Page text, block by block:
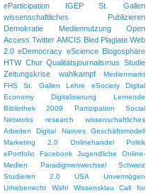
eParticipation
IGEP
St. Gallen
wissenschaftliches Publizieren
Demokratie
Mediennutzung
Open
Access Twitter AMCIS Bled Plagiate Web
2.0 eDemocracy eScience
Blogosphäre
HTW Chur Qualitätsjournalismus Studie
Zeitungskrise
wahlkampf
Medienmarkt
FHS St. Gallen
Lehre eSociety
Digital
Economy
Digitalisierung
Lernende
Bibliothek 2009
Partizipation
Social
Networks
research
wissenschaftliches
Arbeiten
Digital Natives
Geschäftsmodell
Marketing 2.0
Onlinehandel
Politik
ePortfolio
Facebook Jugendliche
Online-
Medien
Paradigmenwechsel
Schweiz
Studieren 2.0
USA
Unvermögen
Urheberrecht
Wahl Wissensklau
Call for